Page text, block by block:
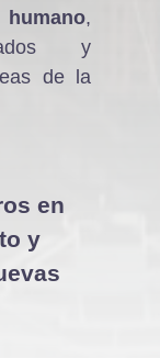
,
y
de la
en
y